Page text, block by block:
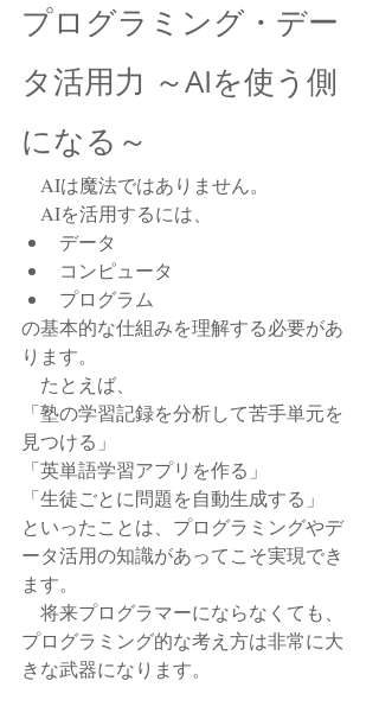
プログラミング・デー
タ活用力 ～AIを使う側
になる～
AIは魔法ではありません。
AIを活用するには、
データ
コンピュータ
プログラム
の基本的な仕組みを理解する必要があ
ります。
たとえば、
「塾の学習記録を分析して苦手単元を
見つける」
「英単語学習アプリを作る」
「生徒ごとに問題を自動生成する」
といったことは、プログラミングやデ
ータ活用の知識があってこそ実現でき
ます。
将来プログラマーにならなくても、
プログラミング的な考え方は非常に大
きな武器になります。